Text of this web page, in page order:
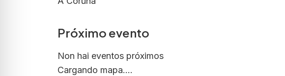
Próximo evento
Non hai eventos próximos
Cargando mapa....